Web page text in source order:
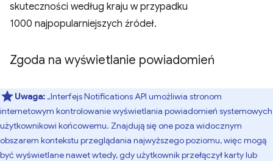
skuteczności według kraju w przypadku
1000 najpopularniejszych źródeł.
Zgoda na wyświetlanie powiadomień
Uwaga: „Interfejs Notifications API umożliwia stronom
internetowym kontrolowanie wyświetlania powiadomień systemowych
użytkownikowi końcowemu. Znajdują się one poza widocznym
obszarem kontekstu przeglądania najwyższego poziomu, więc mogą
być wyświetlane nawet wtedy, gdy użytkownik przełączył karty lub